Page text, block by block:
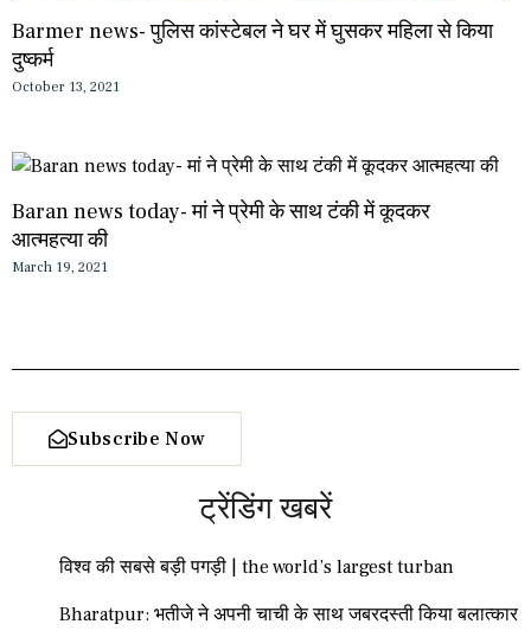
Barmer news- पुलिस कांस्टेबल ने घर में घुसकर महिला से किया
दुष्कर्म
October 13, 2021
Baran news today- मां ने प्रेमी के साथ टंकी में कूदकर
आत्महत्या की
March 19, 2021
Subscribe Now
ट्रेंडिंग खबरें
विश्व की सबसे बड़ी पगड़ी | the world’s largest turban
Bharatpur: भतीजे ने अपनी चाची के साथ जबरदस्ती किया बलात्कार